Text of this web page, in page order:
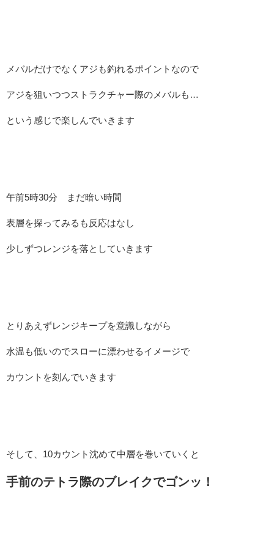
メバルだけでなくアジも釣れるポイントなので
アジを狙いつつストラクチャー際のメバルも…
という感じで楽しんでいきます
午前5時30分 まだ暗い時間
表層を探ってみるも反応はなし
少しずつレンジを落としていきます
とりあえずレンジキープを意識しながら
水温も低いのでスローに漂わせるイメージで
カウントを刻んでいきます
そして、10カウント沈めて中層を巻いていくと
手前のテトラ際のブレイクでゴンッ！